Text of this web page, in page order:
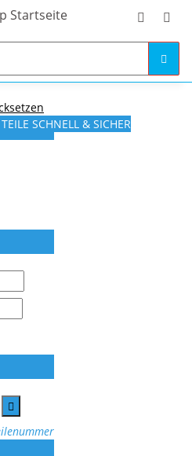
SCHNELL & SICHER